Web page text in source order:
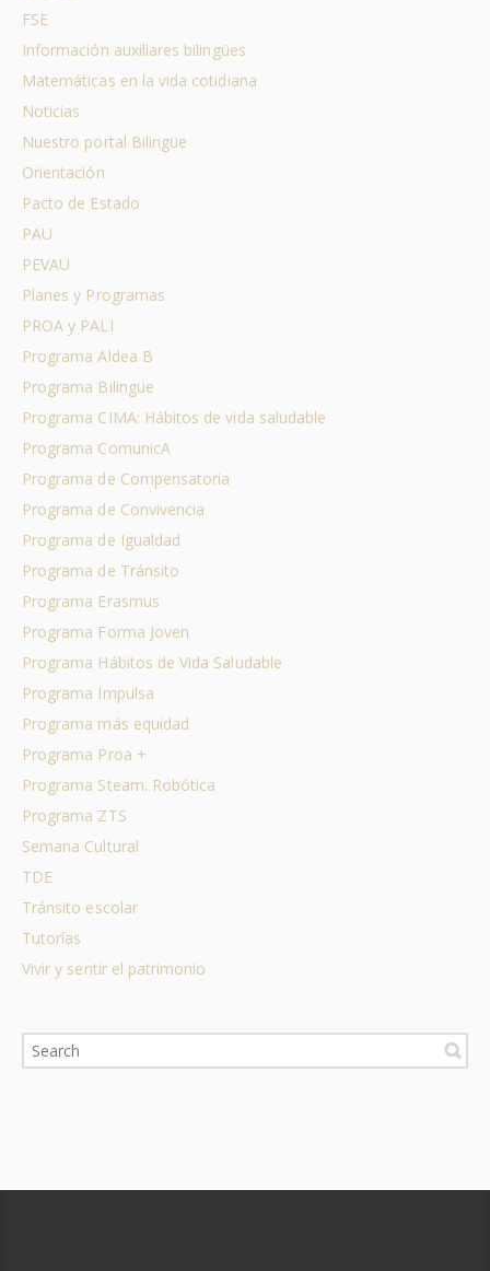
FSE
Información auxiliares bilingües
Matemáticas en la vida cotidiana
Noticias
Nuestro portal Bilingüe
Orientación
Pacto de Estado
PAU
PEVAU
Planes y Programas
PROA y PALI
Programa Aldea B
Programa Bilingüe
Programa CIMA: Hábitos de vida saludable
Programa ComunicA
Programa de Compensatoria
Programa de Convivencia
Programa de Igualdad
Programa de Tránsito
Programa Erasmus
Programa Forma Joven
Programa Hábitos de Vida Saludable
Programa Impulsa
Programa más equidad
Programa Proa +
Programa Steam. Robótica
Programa ZTS
Semana Cultural
TDE
Tránsito escolar
Tutorías
Vivir y sentir el patrimonio